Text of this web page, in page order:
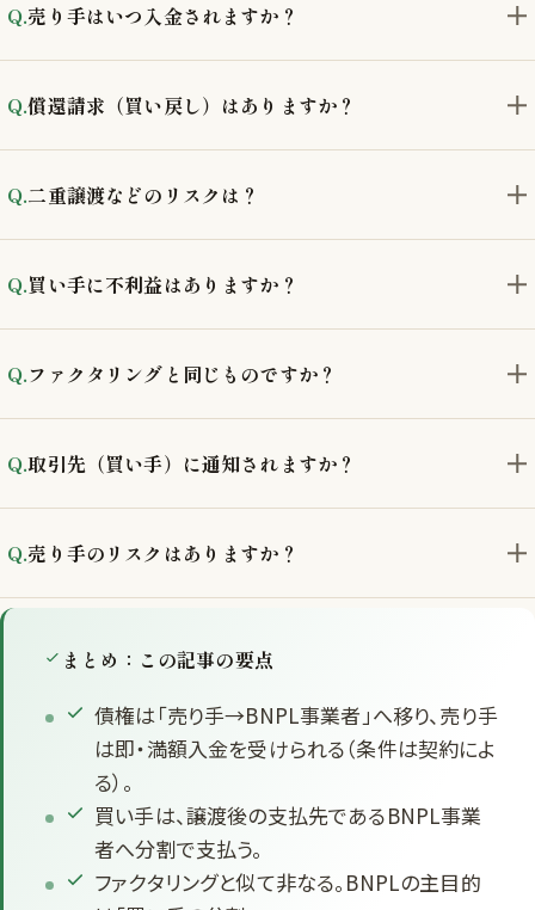
売り手はいつ入金されますか？
償還請求（買い戻し）はありますか？
二重譲渡などのリスクは？
買い手に不利益はありますか？
ファクタリングと同じものですか？
取引先（買い手）に通知されますか？
売り手のリスクはありますか？
まとめ：この記事の要点
債権は「売り手→BNPL事業者」へ移り、売り手
は即・満額入金を受けられる（条件は契約によ
る）。
買い手は、譲渡後の支払先であるBNPL事業
者へ分割で支払う。
ファクタリングと似て非なる。BNPLの主目的